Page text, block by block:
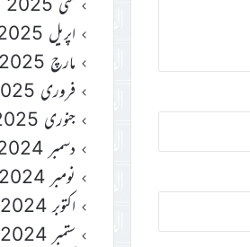
اپریل 2025
مارچ 2025
فروری 2025
جنوری 2025
دسمبر 2024
نومبر 2024
اکتوبر 2024
ستمبر 2024